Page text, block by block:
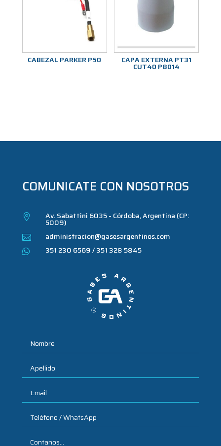
CABEZAL PARKER P50 CAPA EXTERNA PT31
CUT40 P8014
COMUNICATE CON NOSOTROS
 Av. Sabattini 6035 - Córdoba, Argentina (CP:
5009)
 administracion@gasesargentinos.com
 351 230 6569 / 351 328 5845